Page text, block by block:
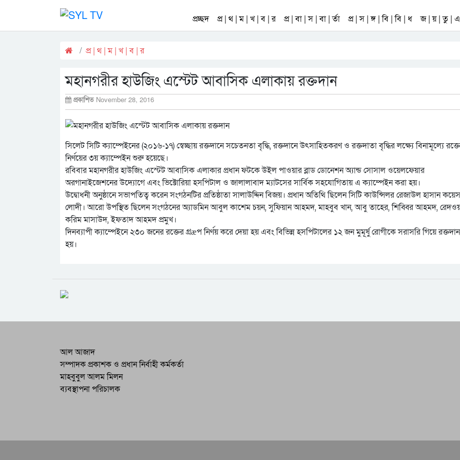
প্রচ্ছদ প্র | থ | ম | খ | ব | র প্র | বা | স | বা | র্তা প্র | স | ঙ্গ | বি | বি | ধ জ | য় | তু | এ
প্র | থ | ম | খ | ব | র
মহানগরীর হাউজিং এস্টেট আবাসিক এলাকায় রক্তদান
প্রকাশিত November 28, 2016
সিলেট সিটি ক্যাম্পেইনের (২০১৬-১৭) স্বেচ্ছায় রক্তদানে সচেতনতা বৃদ্ধি, রক্তদানে উৎসাহিতকরণ ও রক্তদাতা বৃদ্ধির লক্ষ্যে বিনামূল্যে
নির্ণয়ের ৩য় ক্যাম্পেইন শুরু হয়েছে।
রবিবার মহানগরীর হাউজিং এস্টেট আবাসিক এলাকার প্রধান ফটকে উইল পাওয়ার ব্লাড ডোনেশন অ্যান্ড সোসাল ওয়েলফেয়ার
অরগানাইজেশনের উদ্যোগে এবং ভিক্টোরিয়া হসপিটাল ও জালালাবাদ ম্যাটসের সার্বিক সহযোগিতায় এ ক্যাম্পেইন করা হয়।
উদ্বোধনী অনুষ্ঠানে সভাপতিত্ব করেন সংগঠনটির প্রতিষ্ঠাতা সালাউদ্দিন বিজয়। প্রধান অতিথি ছিলেন সিটি কাউন্সিলর রেজাউল হাসান কয়েস
লোদী। আরো উপস্থিত ছিলেন সংগঠনের অ্যাডমিন আবুল কাশেম চয়ন, সুফিয়ান আহমদ, মাহবুব খান, আবু তাহের, শিব্বির আহমদ,
করিম মাসাউদ, ইফতাদ আহমদ প্রমুখ।
দিনব্যাপী ক্যাম্পেইনে ২৩০ জনের রক্তের গ্রæপ নির্ণয় করে দেয়া হয় এবং বিভিন্ন হসপিটালের ১২ জন মুমূর্ষু রোগীকে সরাসরি গিয়ে
হয়।
আল আজাদ
সম্পাদক প্রকাশক ও প্রধান নির্বাহী কর্মকর্তা
মাহবুবুল আলম মিলন
ব্যবস্থাপনা পরিচালক